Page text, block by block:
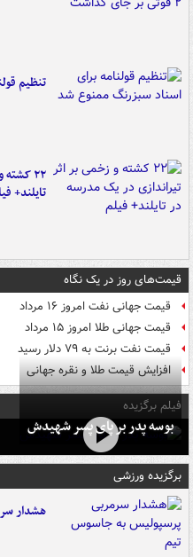
تنظیم
۲۲
تایلند+
قیمت‌های روز در یک نگاه
قیمت جهانی نفت امروز ۱۶ مرداد
قیمت جهانی طلا امروز ۱۵ مرداد
قیمت نفت برنت به ۷۹ دلار رسید
افزایش قیمت طلا و نقره جهانی
فیلم برگزیده
بوسه‌ پدر بر پای پسر شهیدش
برگزیده ورزشی
هشدار